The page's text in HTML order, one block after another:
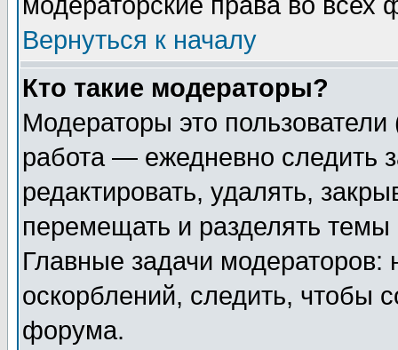
Вернуться к началу
Кто такие модераторы?
Модераторы это
работа — ежедневно следить
редактировать, удалять,
перемещать и разделять
Главные задачи
оскорблений, следить, чтобы
форума.